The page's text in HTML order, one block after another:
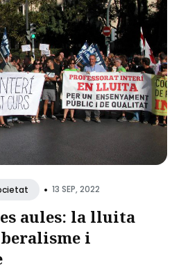
• 13 SEP, 2022
aules: la lluita
i